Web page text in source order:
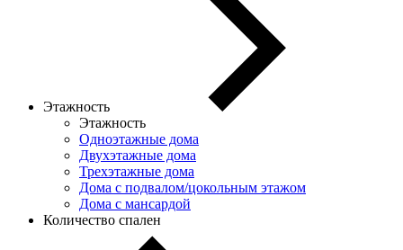
Этажность
Этажность
Одноэтажные дома
Двухэтажные дома
Трехэтажные дома
Дома с подвалом/цокольным этажом
Дома с мансардой
Количество спален